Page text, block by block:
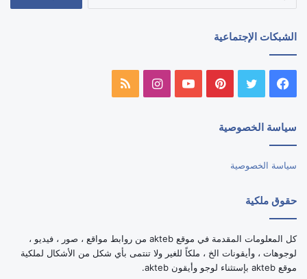
الشبكات الإجتماعية
فيسبوك تويتر بينتيريستيوتيوبانستقرامملخص
سياسة الخصوصية
سياسة الخصوصية
حقوق ملكية
كل المعلومات المقدمة في موقع akteb من روابط مواقع ، صور ، فيديو ،
لوجوهات ، وأيقونات الخ ، ملكاً للغير ولا تنتمى بأي شكل من الأشكال لملكية
موقع akteb بإستثناء لوجو وأيقون akteb.